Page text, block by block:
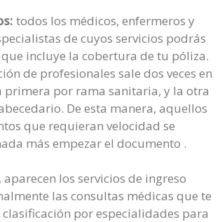
todos los médicos, enfermeros y
de cuyos servicios podrás
incluye la cobertura de tu póliza.
de profesionales sale dos veces en
primera por rama sanitaria, y la otra
De esta manera, aquellos
que requieran velocidad se
más empezar el documento .
los servicios de ingreso
las consultas médicas que te
por especialidades para